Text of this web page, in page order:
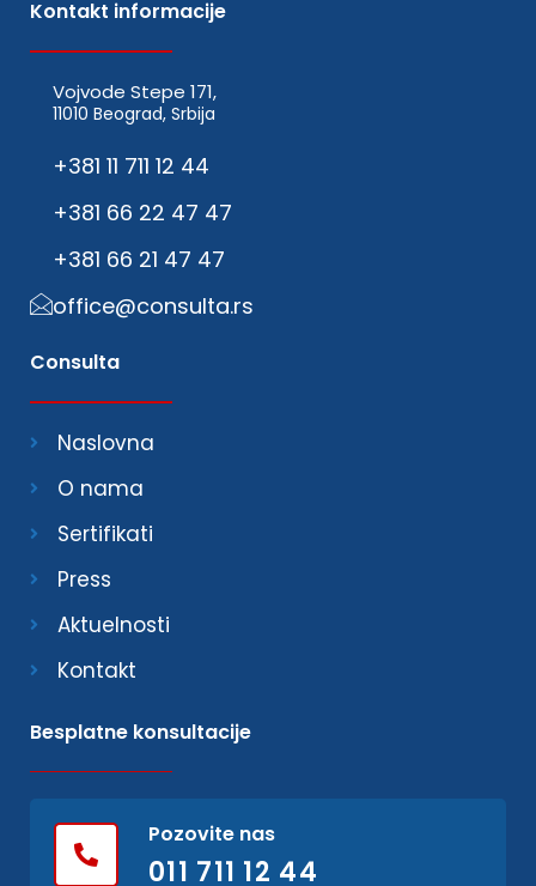
Kontakt informacije
Vojvode Stepe 171,
11010 Beograd, Srbija
+381 11 711 12 44
+381 66 22 47 47
+381 66 21 47 47
office@consulta.rs
Consulta
Naslovna
O nama
Sertifikati
Press
Aktuelnosti
Kontakt
Besplatne konsultacije
Pozovite nas
011 711 12 44